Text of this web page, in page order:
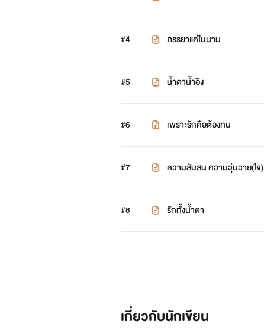
#4 ภรรยาแค่ในนาม
#5 น้ำตาน้ำอิง
#6 เพราะรักคือต้องทน
#7 ความสับสน ความวุ่นวาย(ใจ)
#8 รักทั้งน้ำตา
เกี่ยวกับนักเขียน